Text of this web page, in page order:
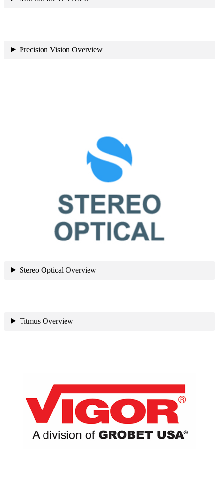
Precision Vision Overview
Stereo Optical Overview
Titmus Overview